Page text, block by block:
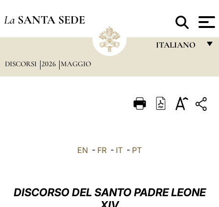
La SANTA SEDE
ITALIANO
ITALIANO
العربيّة
DISCORSI 2026 MAGGIO
EN - FR - IT - PT
DISCORSO DEL SANTO PADRE LEONE